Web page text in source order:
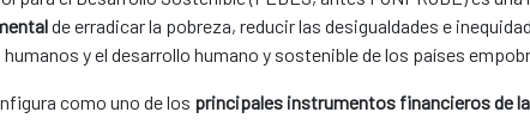
de erradicar la pobreza, reducir las desigualdades e
y el desarrollo humano y sostenible de los países
como uno de los principales instrumentos financieros de